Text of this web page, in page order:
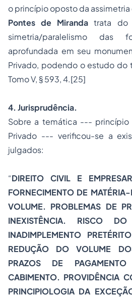
o princípio oposto da assimetria
Pontes de Miranda trata do
simetria/paralelismo das
aprofundada em seu
Privado, podendo o estudo do
Tomo V, § 593, 4.[25]
4. Jurisprudência.
Sobre a temática --- princípio
Privado --- verificou-se a
julgados:
“DIREITO CIVIL E
FORNECIMENTO DE
VOLUME. PROBLEMAS DE
INEXISTÊNCIA. RISCO DO
INADIMPLEMENTO
REDUÇÃO DO VOLUME
PRAZOS DE
CABIMENTO. PROVIDÊNCIA
PRINCIPIOLOGIA DA